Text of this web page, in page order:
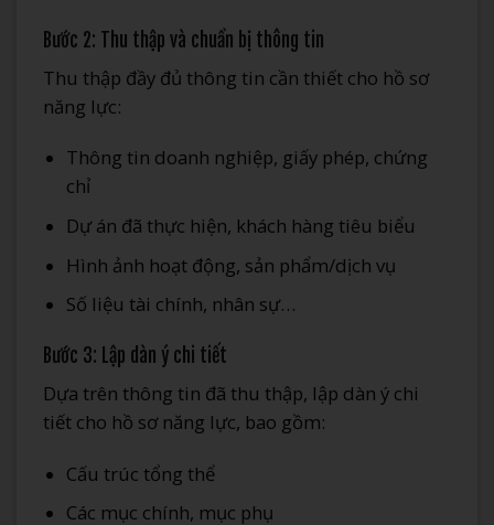
Bước 2: Thu thập và chuẩn bị thông tin
Thu thập đầy đủ thông tin cần thiết cho hồ sơ
năng lực:
Thông tin doanh nghiệp, giấy phép, chứng
chỉ
Dự án đã thực hiện, khách hàng tiêu biểu
Hình ảnh hoạt động, sản phẩm/dịch vụ
Số liệu tài chính, nhân sự…
Bước 3: Lập dàn ý chi tiết
Dựa trên thông tin đã thu thập, lập dàn ý chi
tiết cho hồ sơ năng lực, bao gồm:
Cấu trúc tổng thể
Các mục chính, mục phụ